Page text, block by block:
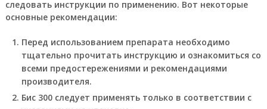
следовать инструкции по применению. Вот некоторые
основные рекомендации:
Перед использованием препарата необходимо
тщательно прочитать инструкцию и ознакомиться со
всеми предостережениями и рекомендациями
производителя.
Бис 300 следует применять только в соответствии с